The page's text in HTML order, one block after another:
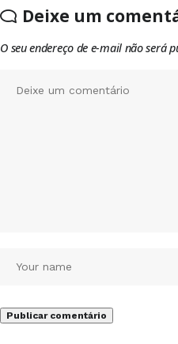
Deixe um
O seu endereço de e-mail não será